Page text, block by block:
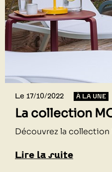
Le 17/10/2022 À LA UNE
La collection
Découvrez la collection
Lire la suite